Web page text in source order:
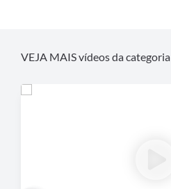
VEJA MAIS vídeos da categoria